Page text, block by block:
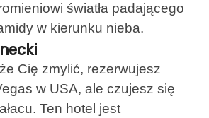
światła padającego
w kierunku nieba.
Cię zmylić, rezerwujesz
w USA, ale czujesz się
Ten hotel jest